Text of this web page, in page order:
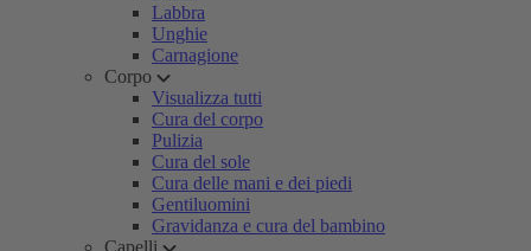
Labbra
Unghie
Carnagione
Corpo
Visualizza tutti
Cura del corpo
Pulizia
Cura del sole
Cura delle mani e dei piedi
Gentiluomini
Gravidanza e cura del bambino
Capelli